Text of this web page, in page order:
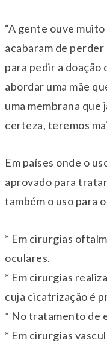
“A gente ouve muito
acabaram de
para pedir a doação
abordar uma mãe
uma membrana que
certeza, teremos
Em países onde o
aprovado para
também o uso para
* Em cirurgias
oculares.
* Em cirurgias
cuja cicatrização é
* No tratamento de
* Em cirurgias